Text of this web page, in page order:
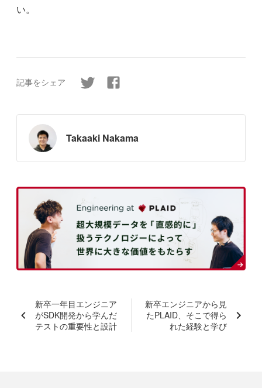
い。
記事をシェア
Takaaki Nakama
新卒一年目エンジニア
がSDK開発から学んだ
テストの重要性と設計
新卒エンジニアから見
たPLAID、そこで得ら
れた経験と学び